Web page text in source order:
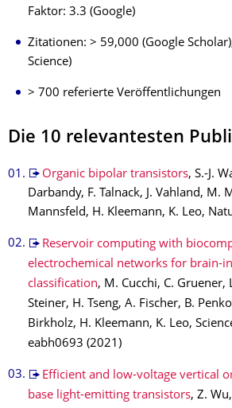
Faktor: 3.3 (Google)
Zitationen: > 59,000 (Google
Science)
> 700 referierte Veröffentlichungen
Die 10 relevantesten
Organic bipolar transistors, S.-J.
Darbandy, F. Talnack, J. Vahland, M.
Mannsfeld, H. Kleemann, K. Leo,
Reservoir computing with
electrochemical networks for brain-
classification, M. Cucchi, C. Gruener,
Steiner, H. Tseng, A. Fischer, B.
Birkholz, H. Kleemann, K. Leo,
eabh0693 (2021)
Efficient and low-voltage vertical
base light-emitting transistors, Z.